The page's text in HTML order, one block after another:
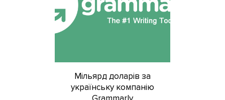
Мільярд доларів за
українську компанію